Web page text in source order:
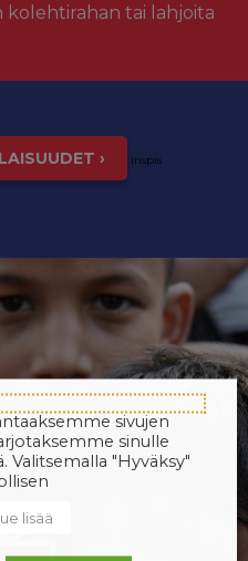
kolehtirahan tai lahjoita
› inspis
sivujen
sinulle
Valitsemalla "Hyväksy"
lisää